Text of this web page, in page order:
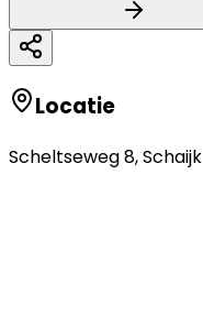
Locatie
Scheltseweg 8,Schaijk